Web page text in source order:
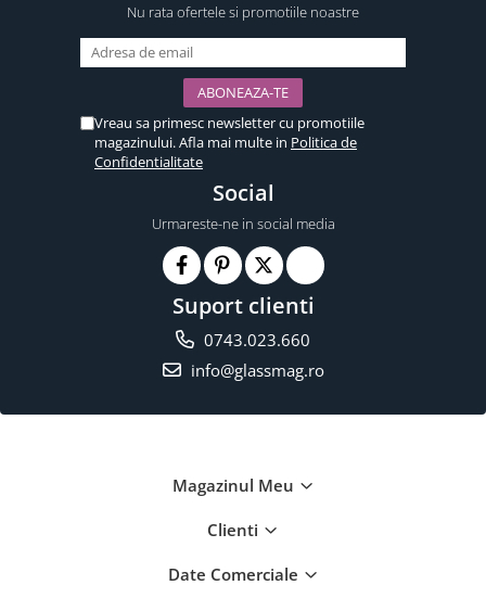
Nu rata ofertele si promotiile noastre
Vreau sa primesc newsletter cu promotiile
magazinului. Afla mai multe in Politica de
Confidentialitate
Social
Urmareste-ne in social media
Suport clienti
0743.023.660
info@glassmag.ro
Magazinul Meu
Clienti
Date Comerciale